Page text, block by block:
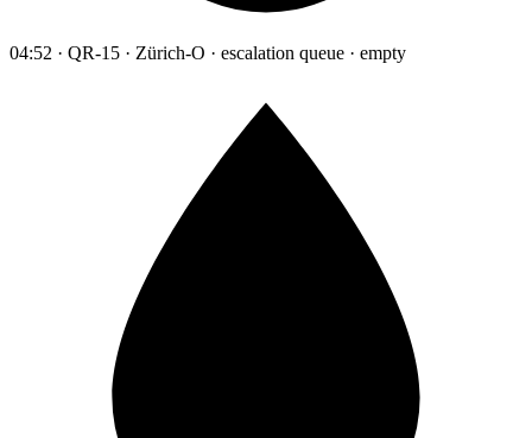
04:52 · QR-15 · Zürich-O · escalation queue · empty